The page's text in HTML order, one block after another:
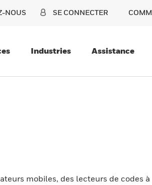
NOUS SE CONNECTER
Industries Assistance
mobiles, des lecteurs de codes à